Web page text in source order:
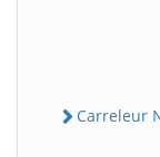
Carreleur